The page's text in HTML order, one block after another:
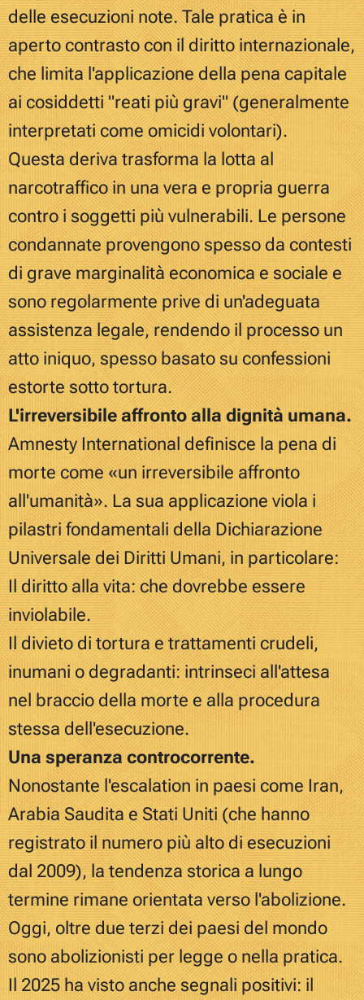
delle esecuzioni note. Tale pratica è in
aperto contrasto con il diritto internazionale,
che limita l'applicazione della pena capitale
ai cosiddetti "reati più gravi" (generalmente
interpretati come omicidi volontari).
Questa deriva trasforma la lotta al
narcotraffico in una vera e propria guerra
contro i soggetti più vulnerabili. Le persone
condannate provengono spesso da contesti
di grave marginalità economica e sociale e
sono regolarmente prive di un'adeguata
assistenza legale, rendendo il processo un
atto iniquo, spesso basato su confessioni
estorte sotto tortura.
L'irreversibile affronto alla dignità umana.
Amnesty International definisce la pena di
morte come «un irreversibile affronto
all'umanità». La sua applicazione viola i
pilastri fondamentali della Dichiarazione
Universale dei Diritti Umani, in particolare:
Il diritto alla vita: che dovrebbe essere
inviolabile.
Il divieto di tortura e trattamenti crudeli,
inumani o degradanti: intrinseci all'attesa
nel braccio della morte e alla procedura
stessa dell'esecuzione.
Una speranza controcorrente.
Nonostante l'escalation in paesi come Iran,
Arabia Saudita e Stati Uniti (che hanno
registrato il numero più alto di esecuzioni
dal 2009), la tendenza storica a lungo
termine rimane orientata verso l'abolizione.
Oggi, oltre due terzi dei paesi del mondo
sono abolizionisti per legge o nella pratica.
Il 2025 ha visto anche segnali positivi: il